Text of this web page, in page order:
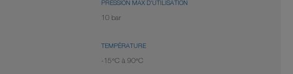
PRESSION MAX D'UTILISATION
10 bar
TEMPÉRATURE
-15°C à 90°C